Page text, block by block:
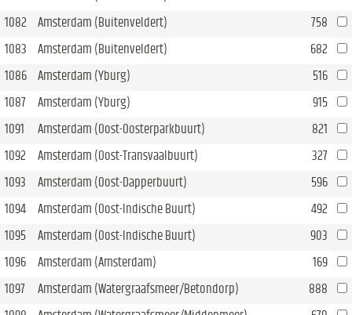
1082
Amsterdam (Buitenveldert)
758
1083
Amsterdam (Buitenveldert)
682
1086
Amsterdam (Yburg)
516
1087
Amsterdam (Yburg)
915
1091
Amsterdam (Oost-Oosterparkbuurt)
821
1092
Amsterdam (Oost-Transvaalbuurt)
327
1093
Amsterdam (Oost-Dapperbuurt)
596
1094
Amsterdam (Oost-Indische Buurt)
492
1095
Amsterdam (Oost-Indische Buurt)
903
1096
Amsterdam (Amsterdam)
169
1097
Amsterdam (Watergraafsmeer/Betondorp)
888